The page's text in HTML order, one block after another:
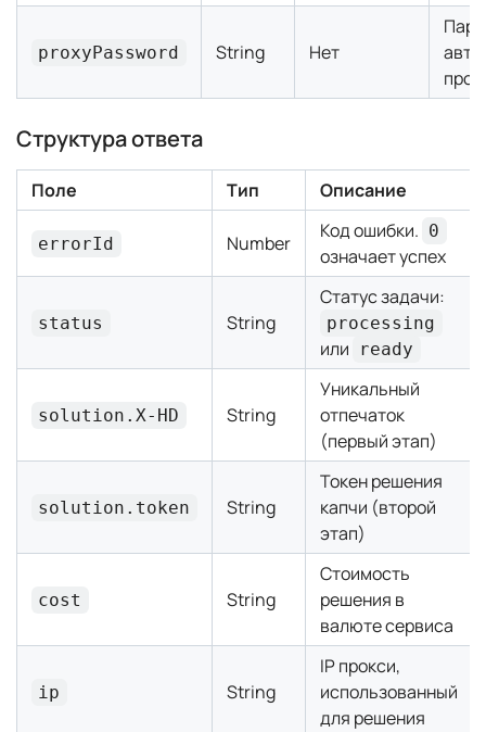
proxyPassword String Нет
Структура ответа
Поле Тип Описание
errorId Number
Код ошибки. 0
означает успех
status String
Статус задачи:
processing
или ready
solution.X-HD String
Уникальный
отпечаток
(первый этап)
solution.token String
Токен решения
капчи (второй
этап)
cost String
Стоимость
решения в
валюте сервиса
ip String
IP прокси,
использованный
для решения